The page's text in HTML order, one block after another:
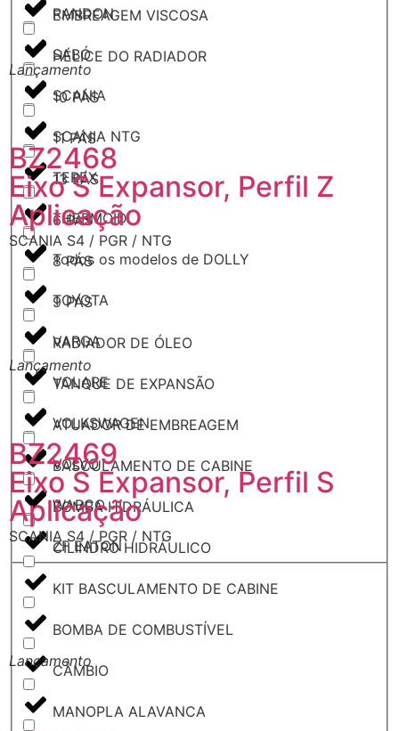
RANDON
SABÓ
SCANIA
SCANIA NTG
TEREX
THERMOID
Todos os modelos de DOLLY
TOYOTA
VARGA
VOLARE
VOLKSWAGEN
VOLVO
WABCO
ZF EATON
EMBREAGEM VISCOSA
HÉLICE DO RADIADOR
10 PÁS
11 PÁS
13 PÁS
6 PÁS
8 PÁS
9 PÁS
RADIADOR DE ÓLEO
TANQUE DE EXPANSÃO
ATUADOR DE EMBREAGEM
BASCULAMENTO DE CABINE
BOMBA HIDRÁULICA
CILINDRO HIDRÁULICO
KIT BASCULAMENTO DE CABINE
BOMBA DE COMBUSTÍVEL
CÂMBIO
MANOPLA ALAVANCA
Lançamento
BZ2468
Eixo S Expansor, Perfil Z
Aplicação
SCANIA S4 / PGR / NTG
Lançamento
BZ2469
Eixo S Expansor, Perfil S
Aplicação
SCANIA S4 / PGR / NTG
Lançamento